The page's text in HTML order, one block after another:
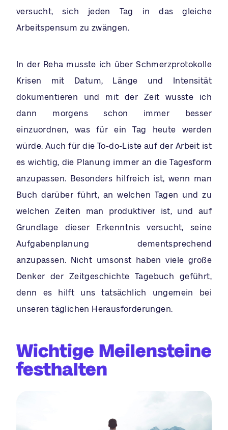
versucht, sich jeden Tag in das gleiche
Arbeitspensum zu zwängen.
In der Reha musste ich über Schmerzprotokolle
Krisen mit Datum, Länge und Intensität
dokumentieren und mit der Zeit wusste ich
dann morgens schon immer besser
einzuordnen, was für ein Tag heute werden
würde. Auch für die To-do-Liste auf der Arbeit ist
es wichtig, die Planung immer an die Tagesform
anzupassen. Besonders hilfreich ist, wenn man
Buch darüber führt, an welchen Tagen und zu
welchen Zeiten man produktiver ist, und auf
Grundlage dieser Erkenntnis versucht, seine
Aufgabenplanung dementsprechend
anzupassen. Nicht umsonst haben viele große
Denker der Zeitgeschichte Tagebuch geführt,
denn es hilft uns tatsächlich ungemein bei
unseren täglichen Herausforderungen.
Wichtige Meilensteine
festhalten